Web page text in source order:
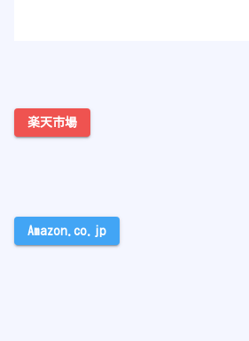
楽天市場
Amazon.co.jp